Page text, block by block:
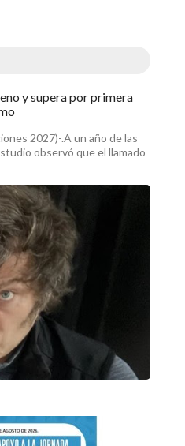
y supera por primera
2027)-.A un año de las
observó que el llamado